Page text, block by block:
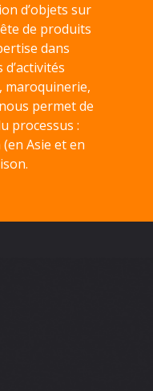
d’objets sur
de produits
dans
maroquinerie,
permet de
processus :
Asie et en